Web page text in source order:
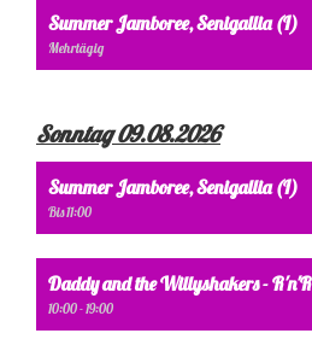
Summer Jamboree, Senigallia (I)
Mehrtägig
Sonntag 09.08.2026
Summer Jamboree, Senigallia (I)
Bis 11:00
Daddy and the Willyshakers -
10:00 - 19:00